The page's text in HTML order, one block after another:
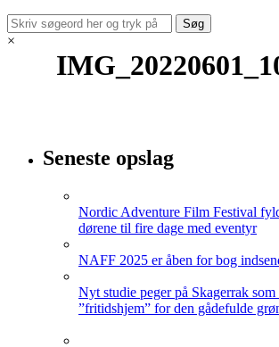
×
Seneste opslag
Nordic Adventure Film Festival
dørene til fire dage med eventyr
NAFF 2025 er åben for bog
Nyt studie peger på Skagerrak som
”fritidshjem” for den gådefulde